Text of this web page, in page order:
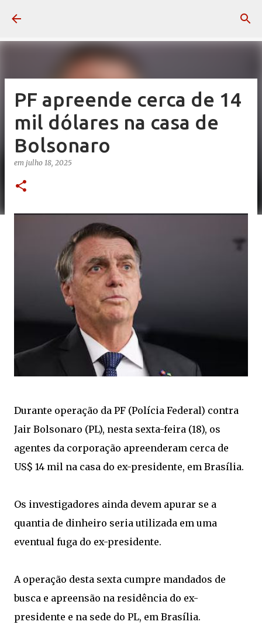
PF apreende cerca de 14
mil dólares na casa de
Bolsonaro
em julho 18, 2025
Durante operação da PF (Polícia Federal) contra
Jair Bolsonaro (PL), nesta sexta-feira (18), os
agentes da corporação apreenderam cerca de
US$ 14 mil na casa do ex-presidente, em Brasília.
Os investigadores ainda devem apurar se a
quantia de dinheiro seria utilizada em uma
eventual fuga do ex-presidente.
A operação desta sexta cumpre mandados de
busca e apreensão na residência do ex-
presidente e na sede do PL, em Brasília.